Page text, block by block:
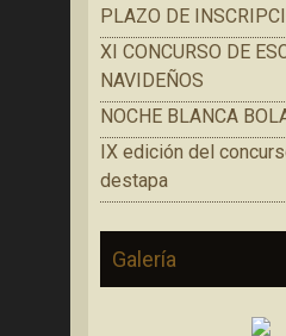
PLAZO DE
XI CONCURSO DE
NAVIDEÑOS
NOCHE BLANCA
IX edición del
destapa
Galería